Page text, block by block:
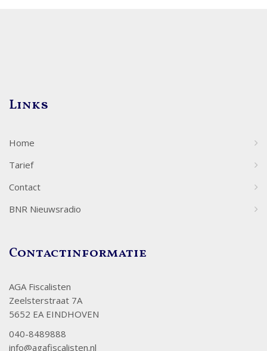
Links
Home
Tarief
Contact
BNR Nieuwsradio
Contactinformatie
AGA Fiscalisten
Zeelsterstraat 7A
5652 EA EINDHOVEN
040-8489888
info@agafiscalisten.nl